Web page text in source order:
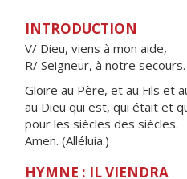
INTRODUCTION
V/ Dieu, viens à mon aide,
R/ Seigneur, à notre secours.
Gloire au Père, et au Fils et
au Dieu qui est, qui était et
pour les siècles des siècles.
Amen. (Alléluia.)
HYMNE : IL VIENDRA